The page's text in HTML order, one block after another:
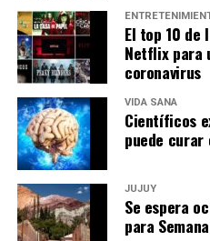
El top 10 de
Netflix para
coronavirus
VIDA SANA
Científicos
puede curar
JUJUY
Se espera
para